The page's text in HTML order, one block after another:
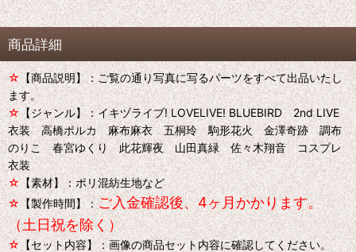
商品詳細
☆【商品説明】：ご覧の通り写真に写るパーツをすべて出品いたし
ます。
☆【ジャンル】：イキヅライブ! LOVELIVE! BLUEBIRD 2nd LIVE
衣装 高橋ポルカ 麻布麻衣 五桐玲 駒形花火 金澤奇跡 調布
のりこ 春宮ゆくり 此花輝夜 山田真緑 佐々木翔音 コスプレ
衣装
☆【素材】：ポリ混紡生地など
☆【製作時間】：ご入金確認後、4ヶ月かかります。
（土日祝を除く）
☆ 【セット内容】：画像の商品セット内容に確認してください。